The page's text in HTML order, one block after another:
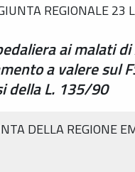
REGIONALE 23
ai malati di
a valere sul
della L. 135/90
DELLA REGIONE